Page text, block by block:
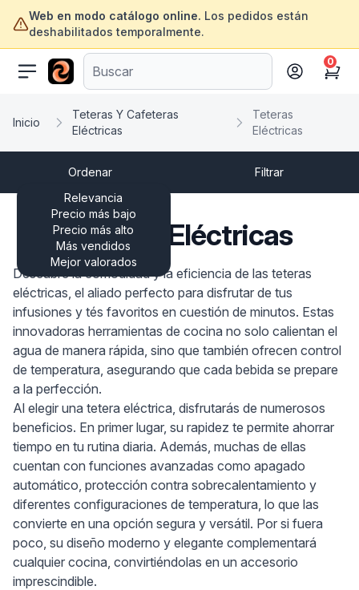
Web en modo catálogo online. Los pedidos están
deshabilitados temporalmente.
ofertasinformatica.com
Cart
0
Inicio
Teteras Y Cafeteras
Eléctricas
Teteras
Eléctricas
Ordenar
Relevancia
Precio más bajo
Precio más alto
Más vendidos
Mejor valorados
Filtrar
Teteras Eléctricas
Descubre la comodidad y la eficiencia de las teteras
eléctricas, el aliado perfecto para disfrutar de tus
infusiones y tés favoritos en cuestión de minutos. Estas
innovadoras herramientas de cocina no solo calientan el
agua de manera rápida, sino que también ofrecen control
de temperatura, asegurando que cada bebida se prepare
a la perfección.
Al elegir una tetera eléctrica, disfrutarás de numerosos
beneficios. En primer lugar, su rapidez te permite ahorrar
tiempo en tu rutina diaria. Además, muchas de ellas
cuentan con funciones avanzadas como apagado
automático, protección contra sobrecalentamiento y
diferentes configuraciones de temperatura, lo que las
convierte en una opción segura y versátil. Por si fuera
poco, su diseño moderno y elegante complementará
cualquier cocina, convirtiéndolas en un accesorio
imprescindible.